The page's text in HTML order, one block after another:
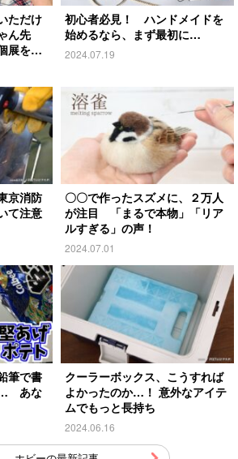
ただけ
ん先
展を開
初心者必見！ ハンドメイドを
始めるなら、まず最初に…
2024.07.19
京消防
て注意
〇〇で作ったスズメに、２万人
が注目 「まるで本物」「リア
ルすぎる」の声！
2024.07.01
筆で書
… あな
クーラーボックス、こうすれば
よかったのか…！ 意外なアイテ
ムでもっと長持ち
2024.06.16